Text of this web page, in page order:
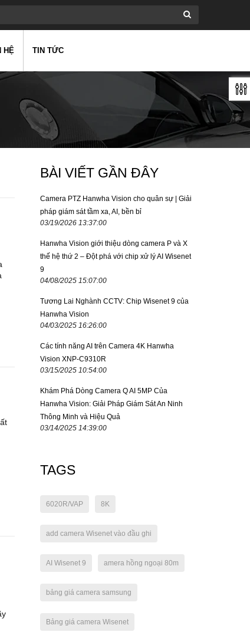
HỆ TIN TỨC
BÀI VIẾT GẦN ĐÂY
Camera PTZ Hanwha Vision cho quân sự | Giải
pháp giám sát tầm xa, AI, bền bỉ
03/19/2026 13:37:00
Hanwha Vision giới thiệu dòng camera P và X
thế hệ thứ 2 – Đột phá với chip xử lý AI Wisenet
9
04/08/2025 15:07:00
Tương Lai Nghành CCTV: Chip Wisenet 9 của
Hanwha Vision
04/03/2025 16:26:00
Các tính năng AI trên Camera 4K Hanwha
Vision XNP-C9310R
03/15/2025 10:54:00
Khám Phá Dòng Camera Q AI 5MP Của
Hanwha Vision: Giải Pháp Giám Sát An Ninh
Thông Minh và Hiệu Quả
03/14/2025 14:39:00
TAGS
6020R/VAP 8K
add camera Wisenet vào đầu ghi
AI Wisenet 9 amera hồng ngoại 80m
bảng giá camera samsung
Bảng giá camera Wisenet